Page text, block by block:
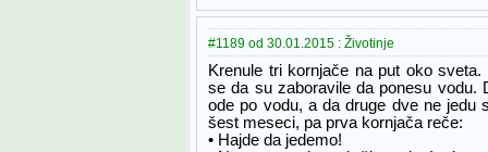
#1189 od 30.01.2015 : Životinje
Krenule tri kornjače na put oko
se da su zaboravile da ponesu vodu.
ode po vodu, a da druge dve ne jedu
šest meseci, pa prva kornjača reče:
• Hajde da jedemo!